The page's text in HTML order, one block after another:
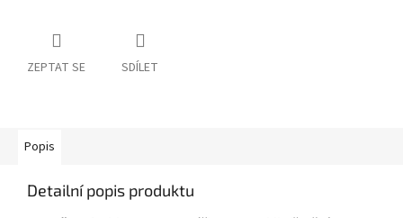
ZEPTAT SE SDÍLET
Popis
Detailní popis produktu